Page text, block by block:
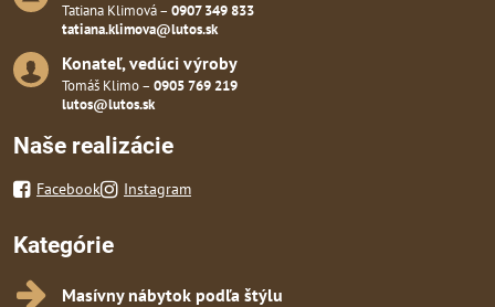
Tatiana Klimová – 0907 349 833
tatiana.klimova@lutos.sk
Konateľ, vedúci výroby
Tomáš Klimo – 0905 769 219
lutos@lutos.sk
Naše realizácie
Facebook Instagram
Kategórie
Masívny nábytok podľa štýlu